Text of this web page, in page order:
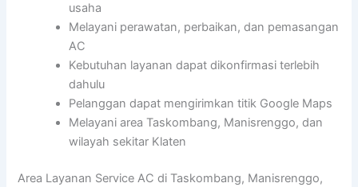
usaha
Melayani perawatan, perbaikan, dan pemasangan
AC
Kebutuhan layanan dapat dikonfirmasi terlebih
dahulu
Pelanggan dapat mengirimkan titik Google Maps
Melayani area Taskombang, Manisrenggo, dan
wilayah sekitar Klaten
Area Layanan Service AC di Taskombang, Manisrenggo,